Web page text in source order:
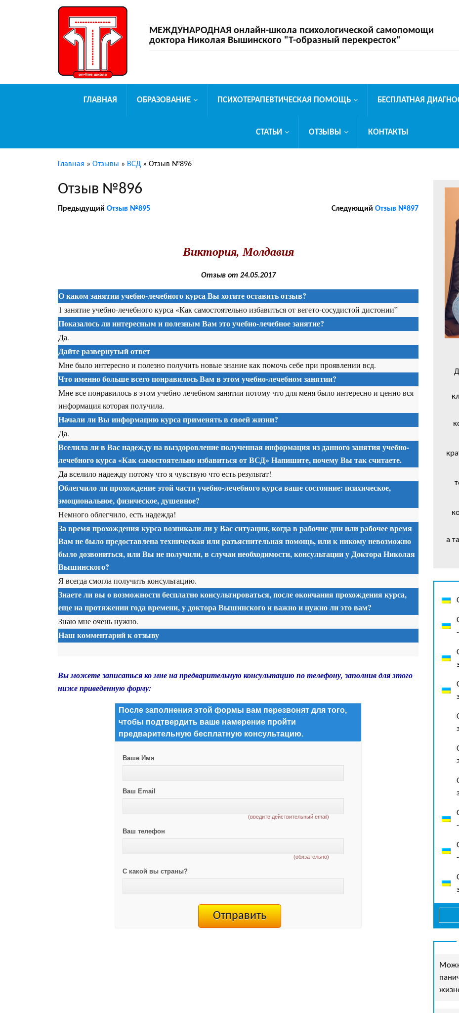
МЕЖДУНАРОДНАЯ онлайн-школа психологической самопомощи
доктора Николая Вышинского "Т-образный перекресток"
ГЛАВНАЯ ОБРАЗОВАНИЕ ПСИХОТЕРАПЕВТИЧЕСКАЯ ПОМОЩЬ БЕСПЛАТНАЯ
СТАТЬИ ОТЗЫВЫ КОНТАКТЫ
Главная » Отзывы » ВСД » Отзыв №896
Отзыв №896
Предыдущий Отзыв №895 Следующий Отзыв №897
Виктория, Молдавия
Отзыв от 24.05.2017
О каком занятии учебно-лечебного курса Вы хотите оставить отзыв?
1 занятие учебно-лечебного курса «Как самостоятельно избавиться от вегето-сосудистой дистонии”
Показалось ли интересным и полезным Вам это учебно-лечебное занятие?
Да.
Дайте развернутый ответ
Мне было интересно и полезно получить новые знание как помочь себе при проявлении всд.
Что именно больше всего понравилось Вам в этом учебно-лечебном занятии?
Мне все понравилось в этом учебно лечебном занятии потому что для меня было интересно и ценно вся
информация которая получила.
Начали ли Вы информацию курса применять в своей жизни?
Да.
Вселила ли в Вас надежду на выздоровление полученная информация из данного занятия учебно-
лечебного курса «Как самостоятельно избавиться от ВСД» Напишите, почему Вы так считаете.
Да вселило надежду потому что я чувствую что есть результат!
Облегчило ли прохождение этой части учебно-лечебного курса ваше состояние: психическое,
эмоциональное, физическое, душевное?
Немного облегчило, есть надежда!
За время прохождения курса возникали ли у Вас ситуации, когда в рабочие дни или рабочее время
Вам не было предоставлена техническая или разъяснительная помощь, или к никому невозможно
было дозвониться, или Вы не получили, в случаи необходимости, консультации у Доктора Николая
Вышинского?
Я всегда смогла получить консультацию.
Знаете ли вы о возможности бесплатно консультироваться, после окончания прохождения курса,
еще на протяжении года времени, у доктора Вышинского и важно и нужно ли это вам?
Знаю мне очень нужно.
Наш комментарий к отзыву
Вы можете записаться ко мне на предварительную консультацию по телефону, заполнив для этого
ниже приведенную форму:
После заполнения этой формы вам перезвонят для того,
чтобы подтвердить ваше намерение пройти
предварительную бесплатную консультацию.
Ваше Имя
Ваш Email
(введите действительный email)
Ваш телефон
(обязательно)
С какой вы страны?
а